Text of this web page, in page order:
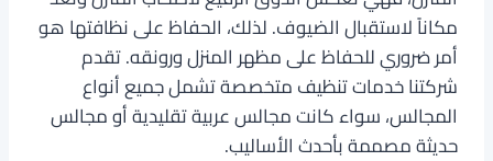
مكاناً لاستقبال الضيوف. لذلك، الحفاظ على نظافتها هو
أمر ضروري للحفاظ على مظهر المنزل ورونقه. تقدم
شركتنا خدمات تنظيف متخصصة تشمل جميع أنواع
المجالس، سواء كانت مجالس عربية تقليدية أو مجالس
حديثة مصممة بأحدث الأساليب.